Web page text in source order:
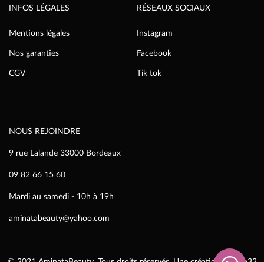
INFOS LÉGALES
Mentions légales
Nos garanties
CGV
RÉSEAUX SOCIAUX
Instagram
Facebook
Tik tok
NOUS REJOINDRE
9 rue Lalande 33000 Bordeaux
09 82 66 15 60
Mardi au samedi - 10h à 19h
aminatabeauty@yahoo.com